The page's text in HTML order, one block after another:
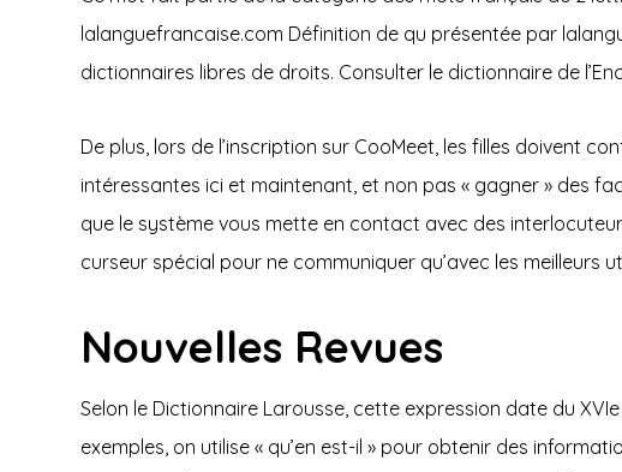
lalanguefrancaise.com Définition de qu présentée par
dictionnaires libres de droits. Consulter le dictionnaire de
De plus, lors de l’inscription sur CooMeet, les filles doivent
intéressantes ici et maintenant, et non pas « gagner » des
que le système vous mette en contact avec des
curseur spécial pour ne communiquer qu’avec les meilleurs
Nouvelles Revues
Selon le Dictionnaire Larousse, cette expression date du
exemples, on utilise « qu’en est-il » pour obtenir des